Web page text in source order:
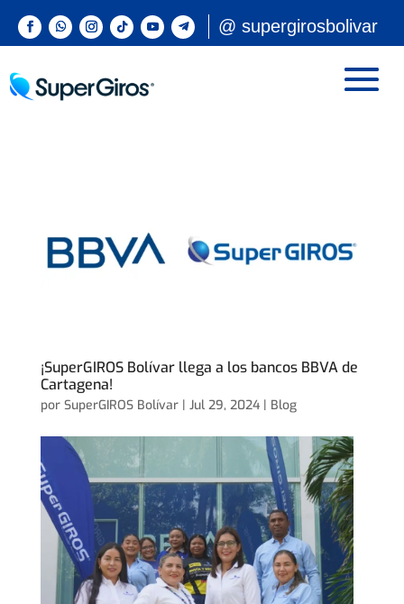
@ supergirosbolivar
¡SuperGIROS Bolívar llega a los bancos BBVA de
Cartagena!
por SuperGIROS Bolívar| Jul 29, 2024| Blog